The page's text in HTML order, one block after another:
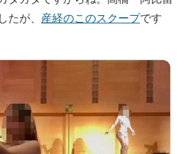
が、 産経のこのスクープです